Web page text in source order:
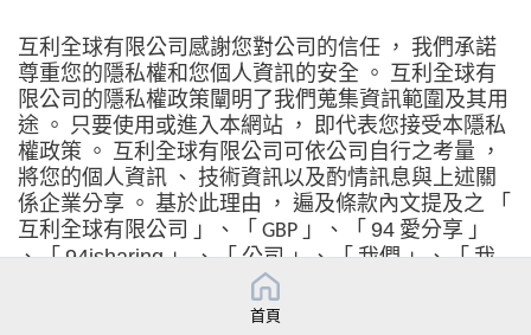
互利全球有限公司感謝您對公司的信任 ， 我們承諾
尊重您的隱私權和您個人資訊的安全 。 互利全球有
限公司的隱私權政策闡明了我們蒐集資訊範圍及其用
途 。 只要使用或進入本網站 ，
即代表您接受本隱私
權政策 。 互利全球有限公司可依公司自行之考量 ，
將您的個人資訊 、 技術資訊以及酌情訊息與上述關
係企業分享 。 基於此理由 ， 遍及條款內文提及之
「
互利全球有限公司 」、「 GBP 」、「 94 愛分享 」
、「 94isharing 」 、「 公司 」、「 我們 」、「 我
等等皆包括互利全球有限公司及
本網站的主機設在台灣
首頁